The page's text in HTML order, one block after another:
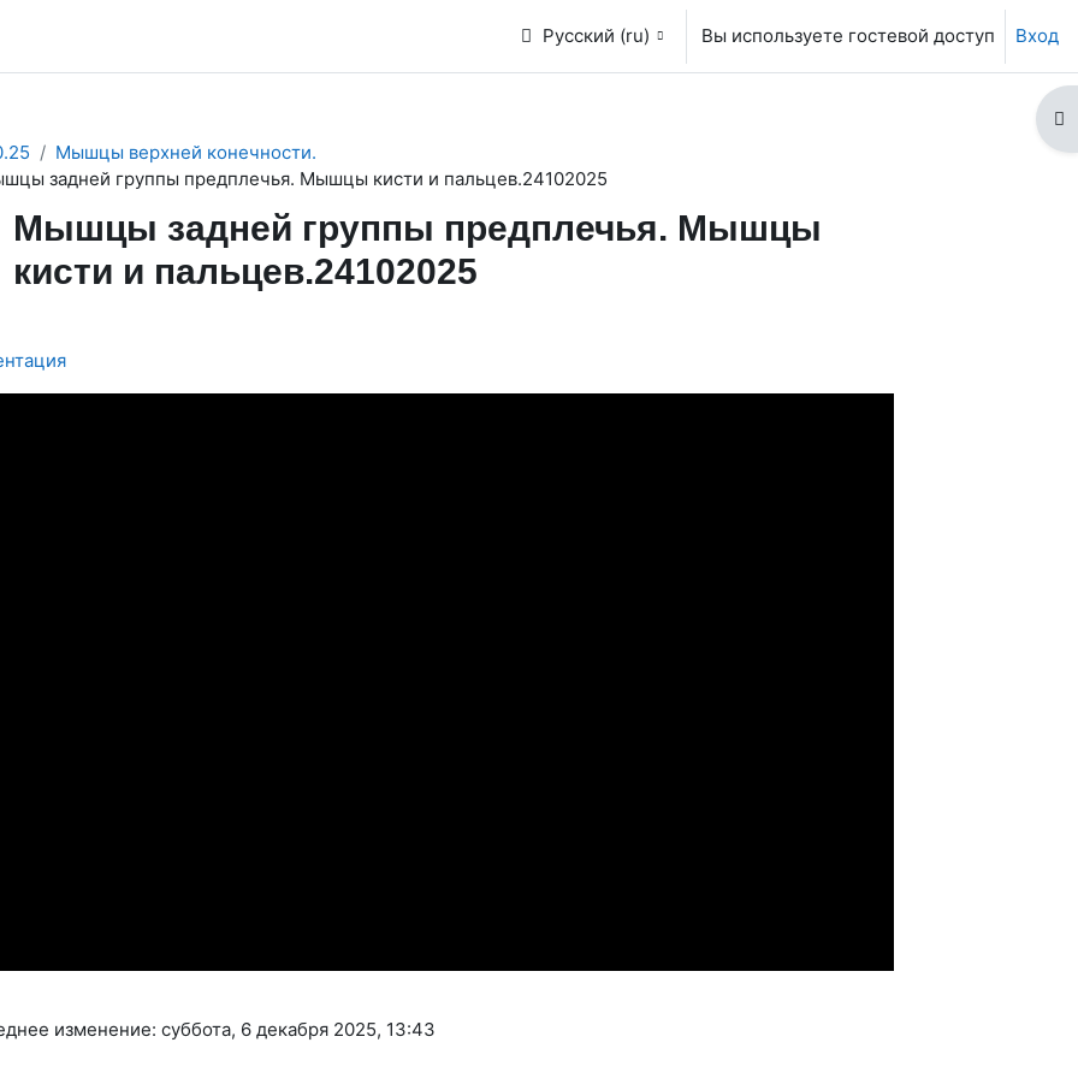
Русский ‎(ru)‎ Вы используете гостевой доступ Вход
Мышцы верхней конечности.
задней группы предплечья. Мышцы кисти и пальцев.24102025
Мышцы задней группы предплечья. Мышцы
кисти и пальцев.24102025
изменение: суббота, 6 декабря 2025, 13:43